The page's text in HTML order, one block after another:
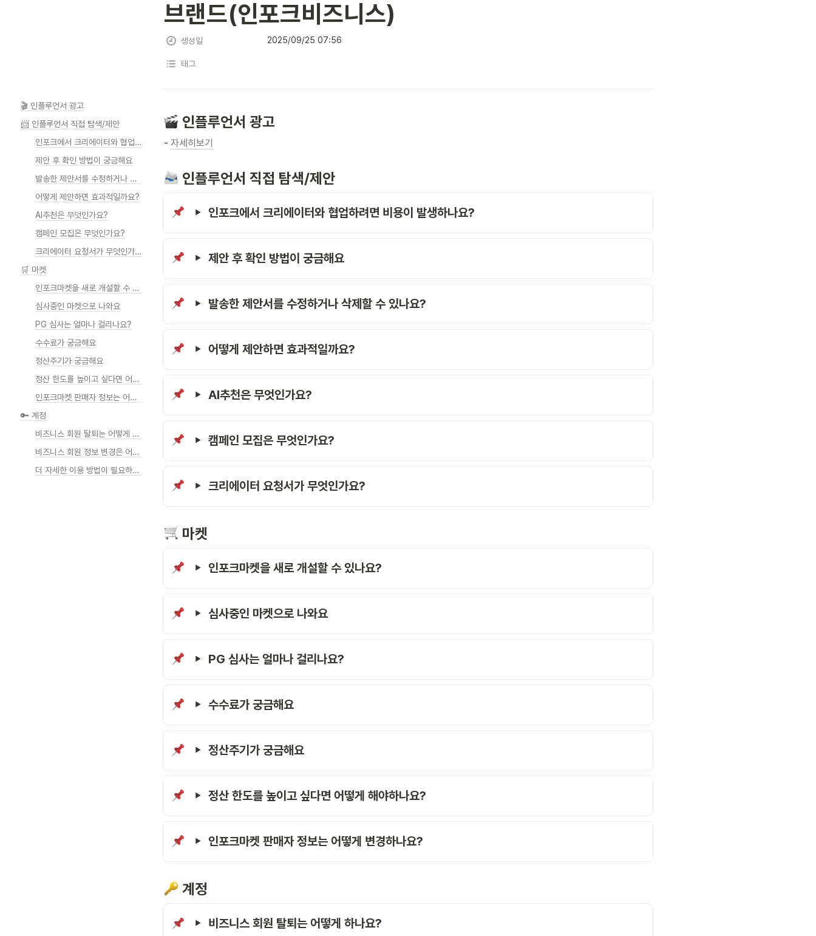
브랜드(인포크비즈니스)
생성일 2025/09/25 07:56
태그
🎬 인플루언서 광고
📨 인플루언서 직접 탐색/제안
인포크에서 크리에이터와 협업하려면 비용이 발생하나요?
제안 후 확인 방법이 궁금해요
발송한 제안서를 수정하거나 삭제할 수 있나요?
어떻게 제안하면 효과적일까요?
AI추천은 무엇인가요?
캠페인 모집은 무엇인가요?
크리에이터 요청서가 무엇인가요?
🛒 마켓
인포크마켓을 새로 개설할 수 있나요?
심사중인 마켓으로 나와요
PG 심사는 얼마나 걸리나요?
수수료가 궁금해요
정산주기가 궁금해요
정산 한도를 높이고 싶다면 어떻게 해야하나요?
인포크마켓 판매자 정보는 어떻게 변경하나요?
🔑 계정
비즈니스 회원 탈퇴는 어떻게 하나요?
비즈니스 회원 정보 변경은 어떻게 하나요?
더 자세한 이용 방법이 필요하신가요?
인플루언서 광고
- 자세히보기
인플루언서 직접 탐색/제안
인포크에서 크리에이터와 협업하려면 비용이 발생하나요?
제안 후 확인 방법이 궁금해요
발송한 제안서를 수정하거나 삭제할 수 있나요?
어떻게 제안하면 효과적일까요?
AI추천은 무엇인가요?
캠페인 모집은 무엇인가요?
크리에이터 요청서가 무엇인가요?
마켓
인포크마켓을 새로 개설할 수 있나요?
심사중인 마켓으로 나와요
PG 심사는 얼마나 걸리나요?
수수료가 궁금해요
정산주기가 궁금해요
정산 한도를 높이고 싶다면 어떻게 해야하나요?
인포크마켓 판매자 정보는 어떻게 변경하나요?
계정
비즈니스 회원 탈퇴는 어떻게 하나요?